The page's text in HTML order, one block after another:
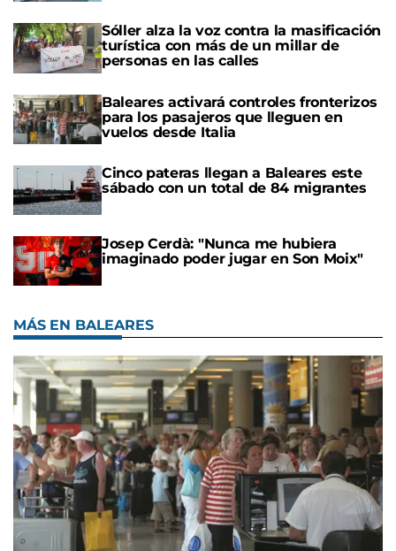
Sóller alza la voz contra la masificación
turística con más de un millar de
personas en las calles
Baleares activará controles fronterizos
para los pasajeros que lleguen en
vuelos desde Italia
Cinco pateras llegan a Baleares este
sábado con un total de 84 migrantes
Josep Cerdà: "Nunca me hubiera
imaginado poder jugar en Son Moix"
MÁS EN BALEARES